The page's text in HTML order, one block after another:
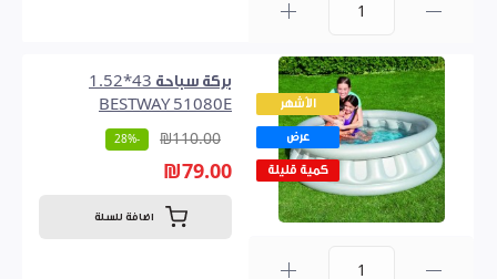
الأشهر
عرض
كمية قليلة
بركة سباحة 43*1.52
BESTWAY 51080E
₪110.00
-28%
₪79.00
اضافة للسلة